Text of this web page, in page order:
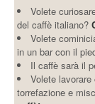
Volete
del caffè italiano?
Volete
in un bar con il
Il caffè sarà il
Volete
torrefazione e